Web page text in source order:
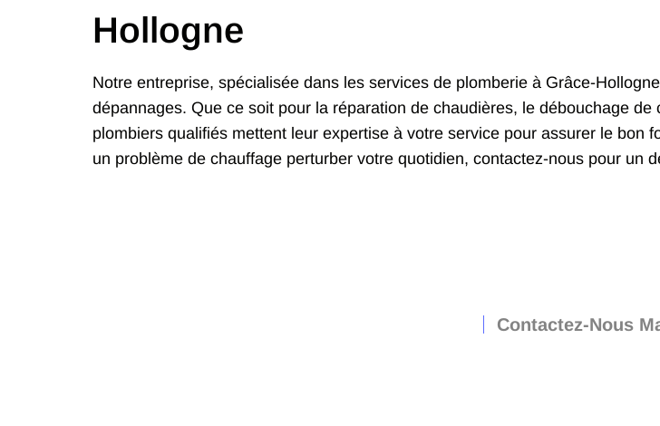
Hollogne
Notre entreprise, spécialisée dans les services de plomberie à Grâce-
dépannages. Que ce soit pour la réparation de chaudières, le débouchage
plombiers qualifiés mettent leur expertise à votre service pour assurer le bon
un problème de chauffage perturber votre quotidien, contactez-nous pour un
Contactez-Nous